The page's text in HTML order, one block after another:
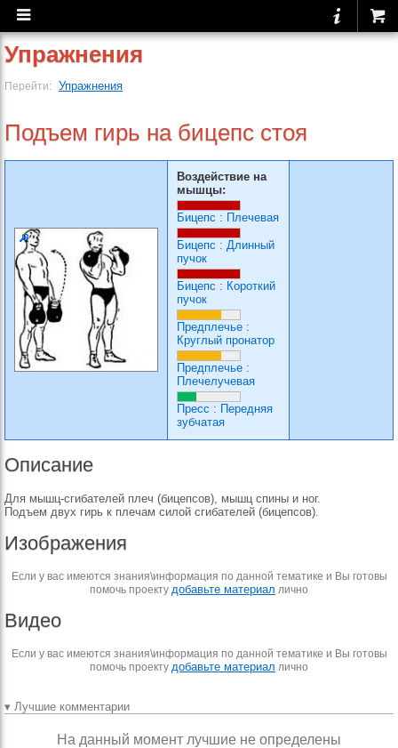
Упражнения
Перейти: Упражнения
Подъем гирь на бицепс стоя
Воздействие на
мышцы:
Бицепс : Плечевая
Бицепс : Длинный
пучок
Бицепс : Короткий
пучок
Предплечье :
Круглый пронатор
Предплечье :
Плечелучевая
Пресс : Передняя
зубчатая
Описание
Для мышц-сгибателей плеч (бицепсов), мышц спины и ног.
Подъем двух гирь к плечам силой сгибателей (бицепсов).
Изображения
Если у вас имеются знания\информация по данной тематике и Вы готовы
помочь проекту добавьте материал лично
Видео
Если у вас имеются знания\информация по данной тематике и Вы готовы
помочь проекту добавьте материал лично
▾ Лучшие комментарии
На данный момент лучшие не определены